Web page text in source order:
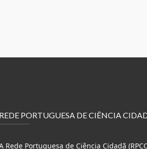
REDE PORTUGUESA DE CIÊNCIA
Rede Portuguesa de Ciência Cidadã